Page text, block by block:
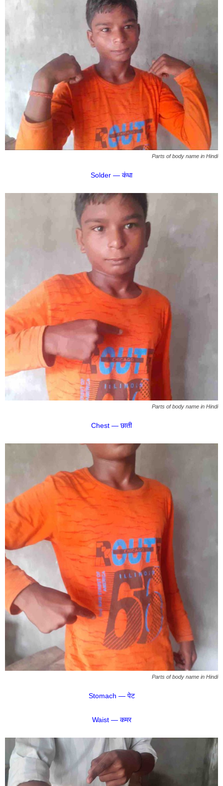
Parts of body name in Hindi
Solder — कंधा
Parts of body name in Hindi
Chest — छाती
Parts of body name in Hindi
Stomach — पेट
Waist — कमर